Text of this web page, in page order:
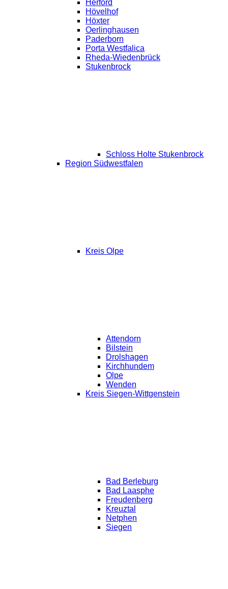
Herford
Hövelhof
Höxter
Oerlinghausen
Paderborn
Porta Westfalica
Rheda-Wiedenbrück
Stukenbrock
Schloss Holte Stukenbrock
Region Südwestfalen
Kreis Olpe
Attendorn
Bilstein
Drolshagen
Kirchhundem
Olpe
Wenden
Kreis Siegen-Wittgenstein
Bad Berleburg
Bad Laasphe
Freudenberg
Kreuztal
Netphen
Siegen